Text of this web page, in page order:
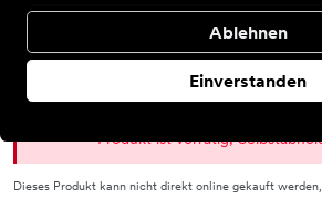
Ablehnen
Einverstanden
Nur noch weniger als 3 Artikel im
Produkt ist vorrätig,
Dieses Produkt kann nicht direkt online gekauft